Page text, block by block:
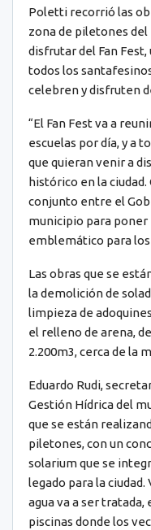
Poletti recorrió las
zona de piletones del
disfrutar del Fan
todos los
celebren y disfruten
“El Fan Fest va a
escuelas por día, y a
que quieran venir a
histórico en la
conjunto entre el
municipio para
emblemático para
Las obras que se
la demolición de
limpieza de
el relleno de arena,
2.200m3, cerca de la
Eduardo Rudi,
Gestión Hídrica del
que se están
piletones, con un
solarium que se
legado para la
agua va a ser
piscinas donde los